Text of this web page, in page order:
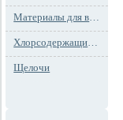
Материалы для водоподготовки
Хлорсодержащие препараты
Щелочи